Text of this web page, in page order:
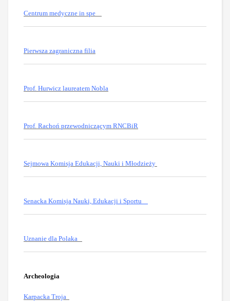
Centrum medyczne in spe
Pierwsza zagraniczna filia
Prof. Hurwicz laureatem Nobla
Prof. Rachoń przewodniczącym RNCBiR
Sejmowa Komisja Edukacji, Nauki i Młodzieży
Senacka Komisja Nauki, Edukacji i Sportu
Uznanie dla Polaka
Archeologia
Karpacka Troja